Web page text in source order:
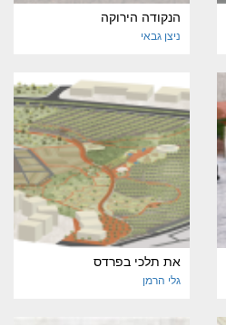
הנקודה הירוקה
ניצן גבאי
את תלכי בפרדס
גלי הרמן